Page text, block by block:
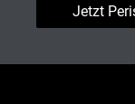
Jetzt